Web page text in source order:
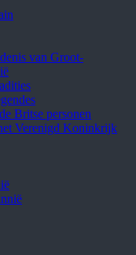
van Groot-
Britse personen
Verenigd Koninkrijk